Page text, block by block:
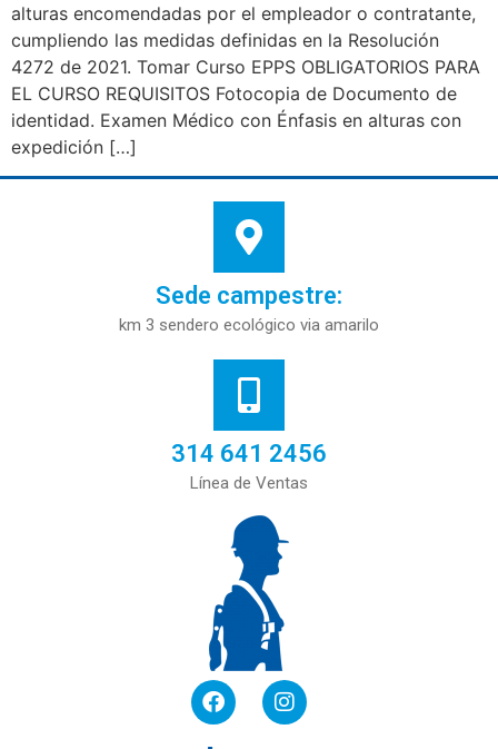
alturas encomendadas por el empleador o contratante,
cumpliendo las medidas definidas en la Resolución
4272 de 2021. Tomar Curso EPPS OBLIGATORIOS PARA
EL CURSO REQUISITOS Fotocopia de Documento de
identidad. Examen Médico con Énfasis en alturas con
expedición […]
Sede campestre:
km 3 sendero ecológico via amarilo
314 641 2456
Línea de Ventas